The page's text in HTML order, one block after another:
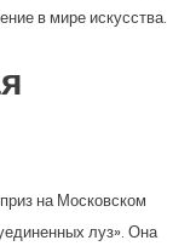
в мире искусства.
на Московском
луз». Она